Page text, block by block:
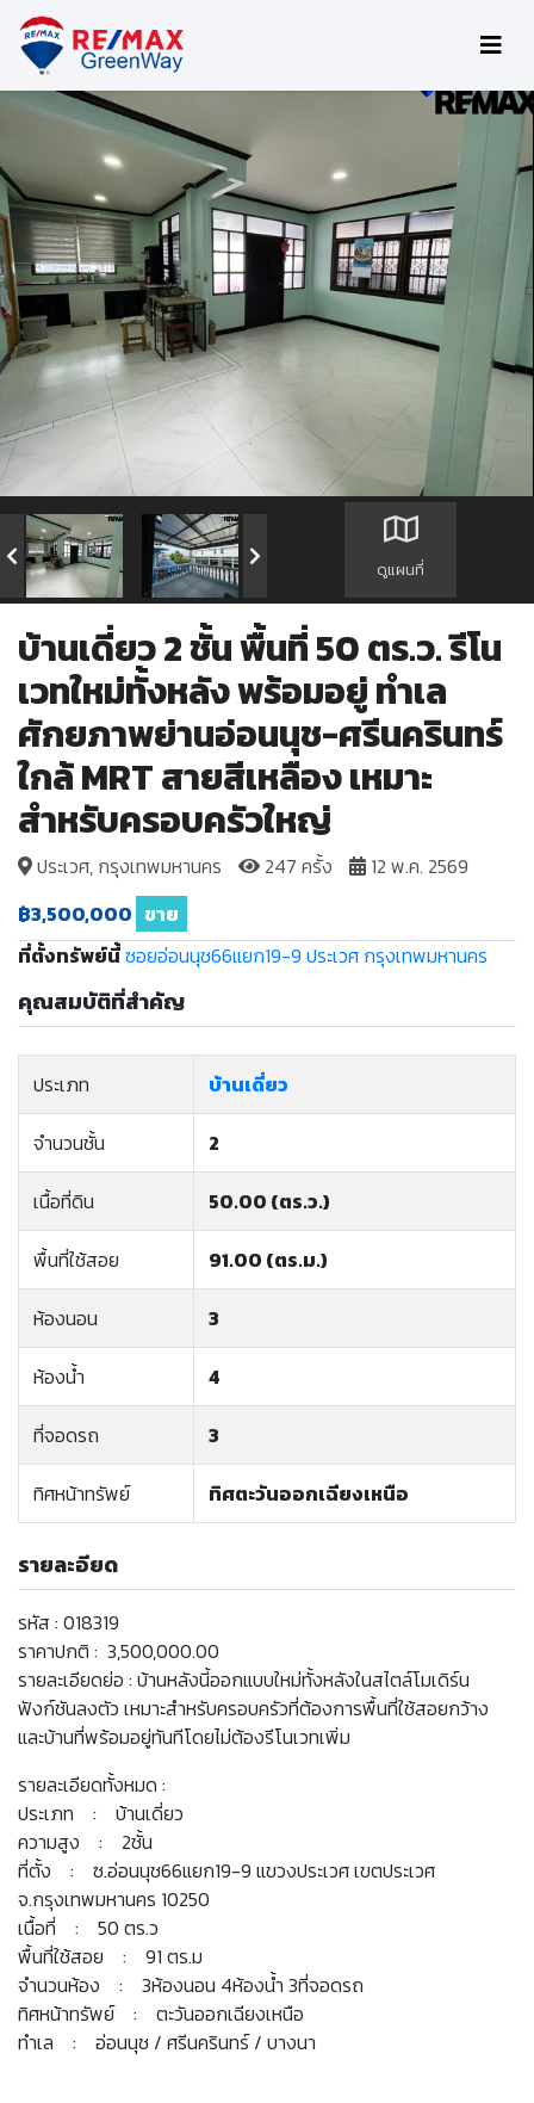
ดูแผนที่
บ้านเดี่ยว 2 ชั้น พื้นที่ 50 ตร.ว. รีโน
เวทใหม่ทั้งหลัง พร้อมอยู่ ทำเล
ศักยภาพย่านอ่อนนุช-ศรีนครินทร์
ใกล้ MRT สายสีเหลือง เหมาะ
สำหรับครอบครัวใหญ่
ประเวศ, กรุงเทพมหานคร 247 ครั้ง
12 พ.ค. 2569
฿3,500,000 ขาย
ที่ตั้งทรัพย์นี้ซอยอ่อนนุช66แยก19-9 ประเวศ กรุงเทพมหานคร
คุณสมบัติที่สำคัญ
ประเภท บ้านเดี่ยว
จำนวนชั้น 2
เนื้อที่ดิน 50.00 (ตร.ว.)
พื้นที่ใช้สอย 91.00 (ตร.ม.)
ห้องนอน 3
ห้องน้ำ 4
ที่จอดรถ 3
ทิศหน้าทรัพย์ ทิศตะวันออกเฉียงเหนือ
รายละอียด
รหัส : 018319
ราคาปกติ : 3,500,000.00
รายละเอียดย่อ : บ้านหลังนี้ออกแบบใหม่ทั้งหลังในสไตล์โมเดิร์น
ฟังก์ชันลงตัว เหมาะสำหรับครอบครัวที่ต้องการพื้นที่ใช้สอยกว้าง
และบ้านที่พร้อมอยู่ทันทีโดยไม่ต้องรีโนเวทเพิ่ม
รายละเอียดทั้งหมด :
ประเภท : บ้านเดี่ยว
ความสูง : 2ชั้น
ที่ตั้ง : ซ.อ่อนนุช66แยก19-9 แขวงประเวศ เขตประเวศ
จ.กรุงเทพมหานคร 10250
เนื้อที่ : 50 ตร.ว
พื้นที่ใช้สอย : 91 ตร.ม
จำนวนห้อง : 3ห้องนอน 4ห้องน้ำ 3ที่จอดรถ
ทิศหน้าทรัพย์ : ตะวันออกเฉียงเหนือ
ทำเล : อ่อนนุช / ศรีนครินทร์ / บางนา